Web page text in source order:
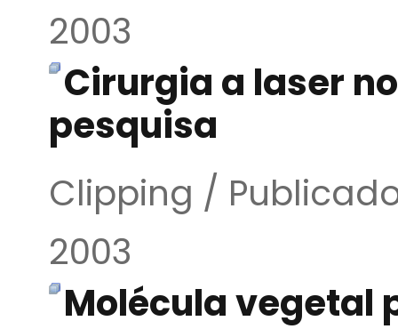
2003
Cirurgia a laser
pesquisa
Clipping /
2003
Molécula vegetal